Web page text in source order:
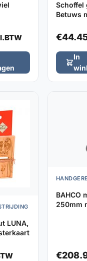
Schoffel
Betuws
€
In
LUNA,
BAHCO
250mm
€